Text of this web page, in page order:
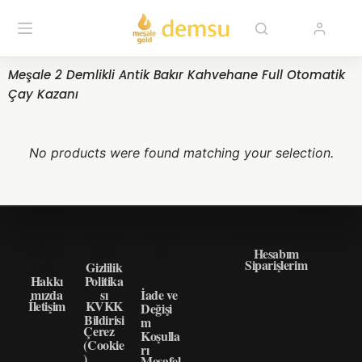
Meşale 2 Demlikli Antik Bakır Kahvehane Full Otomatik
Çay Kazanı
No products were found matching your selection.
Hakkı
mızda
İletişim
Gizlilik
Politika
sı
KVKK
Bildirisi
Çerez
(Cookie
İade ve
Değişi
m
Koşulla
rı
Hesabım
Siparişlerim